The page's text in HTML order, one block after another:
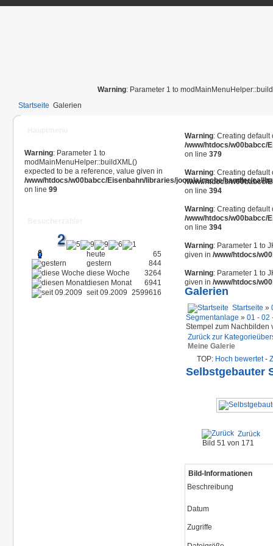
Warning: Parameter 1 to
Startseite Galerien
Warning: Parameter 1 to
modMainMenuHelper::buildXML()
expected to be a reference, value given in
/www/htdocs/w00babcc/Eisenbahn/libraries/joomla/cache/handler/
on line 99
heute
65
gestern
844
diese Woche
3264
diesen Monat
6941
seit 09.2009 2599616
Warning: Creating default
/www/htdocs/w00babcc/
on line 379
Warning: Creating default
/www/htdocs/w00babcc/
on line 394
Warning: Creating default
/www/htdocs/w00babcc/
on line 394
Warning: Parameter 1 to
given in /www/htdocs/
Warning: Parameter 1 to
given in /www/htdocs/
Galerien
Startseite »
Segmentanlage » 01 - 02
Stempel zum Nachbilden
Zurück zur
Meine Galerie
TOP: Hoch bewertet-
Selbstgebauter
Zurück
Bild 51 von 171
Bild-Informationen
Beschreibung
Datum
Zugriffe